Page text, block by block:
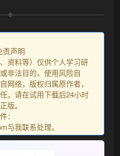
责声明
资料等）仅供个人学习研
非法目的，使用风险自
网络，版权归属原作者，
。请在试用下载后24小时
版。
：
与我联系处理。